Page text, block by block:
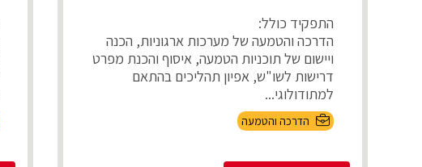
התפקיד כולל:
הדרכה והטמעה של מערכות ארגוניות, הכנה
ויישום של תוכניות הטמעה, איסוף והכנת מפרט
דרישות לשו"ש, אפיון תהליכים בהתאם
למתודולוגי...
הדרכה והטמעה